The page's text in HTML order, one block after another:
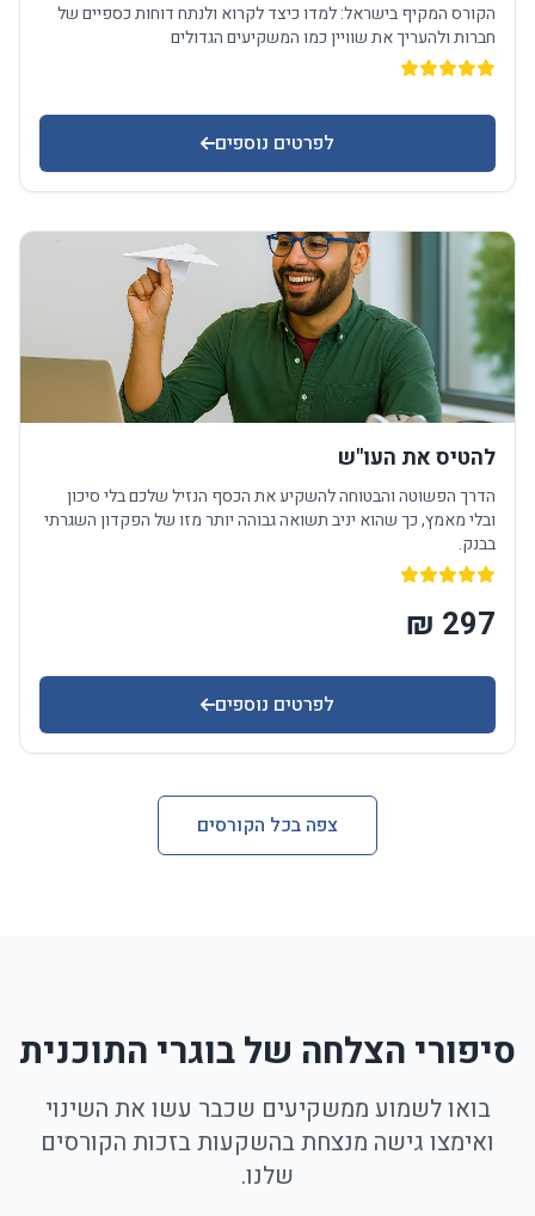
הקורס המקיף בישראל: למדו כיצד לקרוא ולנתח דוחות כספיים של
חברות ולהעריך את שוויין כמו המשקיעים הגדולים
לפרטים נוספים
להטיס את העו"ש
הדרך הפשוטה והבטוחה להשקיע את הכסף הנזיל שלכם בלי סיכון
ובלי מאמץ, כך שהוא יניב תשואה גבוהה יותר מזו של הפקדון השגרתי
בבנק.
לפרטים נוספים
צפה בכל הקורסים
סיפורי הצלחה של בוגרי התוכנית
בואו לשמוע ממשקיעים שכבר עשו את השינוי
ואימצו גישה מנצחת בהשקעות בזכות הקורסים
שלנו.